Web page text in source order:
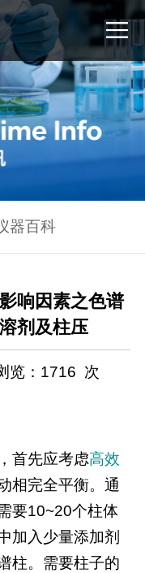
器百科
响因素之色谱
剂及柱压
览： 1716 次
首先应考虑高效
相完全平衡。通
要10~20个柱体
加入少量添加剂
柱。需要柱子的